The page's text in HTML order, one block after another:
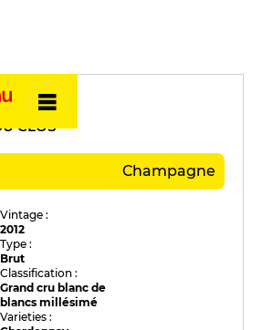
CLOS
Champagne
Vintage :
2012
Type :
Brut
Classification :
Grand cru blanc de
blancs millésimé
Varieties :